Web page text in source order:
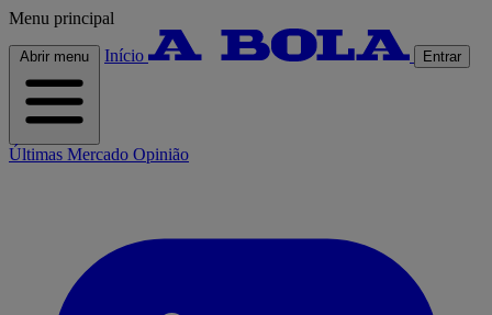
Menu principal
Abrir menu Início Entrar
Últimas Mercado Opinião